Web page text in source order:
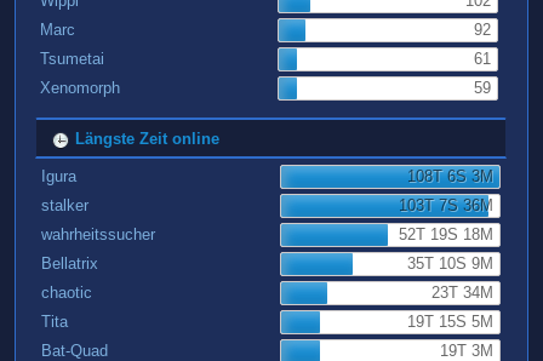
Marc
92
Tsumetai
61
Xenomorph
59
Längste Zeit online
Igura
108T 6S 3M
stalker
103T 7S 36M
wahrheitssucher
52T 19S 18M
Bellatrix
35T 10S 9M
chaotic
23T 34M
Tita
19T 15S 5M
Bat-Quad
19T 3M